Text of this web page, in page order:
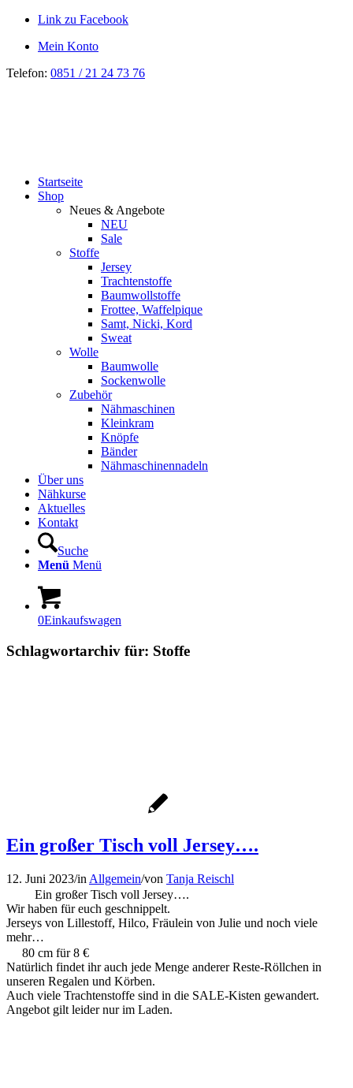
Link zu Facebook
Mein Konto
Telefon: 0851 / 21 24 73 76
Startseite
Shop
Neues & Angebote
NEU
Sale
Stoffe
Jersey
Trachtenstoffe
Baumwollstoffe
Frottee, Waffelpique
Samt, Nicki, Kord
Sweat
Wolle
Baumwolle
Sockenwolle
Zubehör
Nähmaschinen
Kleinkram
Knöpfe
Bänder
Nähmaschinennadeln
Über uns
Nähkurse
Aktuelles
Kontakt
Suche
Menü Menü
0Einkaufswagen
Schlagwortarchiv für: Stoffe
Ein großer Tisch voll Jersey….
12. Juni 2023/in Allgemein/von Tanja Reischl
Ein großer Tisch voll Jersey….
Wir haben für euch geschnippelt.
Jerseys von Lillestoff, Hilco, Fräulein von Julie und noch viele
mehr…
80 cm für 8 €
Natürlich findet ihr auch jede Menge anderer Reste-Röllchen in
unseren Regalen und Körben.
Auch viele Trachtenstoffe sind in die SALE-Kisten gewandert.
Angebot gilt leider nur im Laden.